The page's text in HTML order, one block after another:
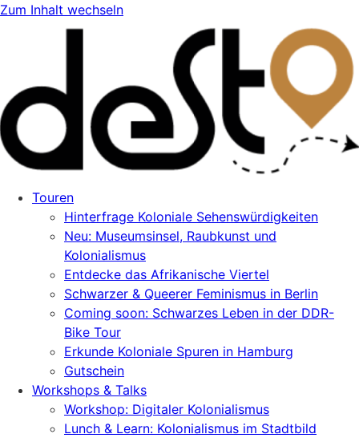
Zum Inhalt wechseln
Touren
Hinterfrage Koloniale Sehenswürdigkeiten
Neu: Museumsinsel, Raubkunst und
Kolonialismus
Entdecke das Afrikanische Viertel
Schwarzer & Queerer Feminismus in Berlin
Coming soon: Schwarzes Leben in der DDR-
Bike Tour
Erkunde Koloniale Spuren in Hamburg
Gutschein
Workshops & Talks
Workshop: Digitaler Kolonialismus
Lunch & Learn: Kolonialismus im Stadtbild